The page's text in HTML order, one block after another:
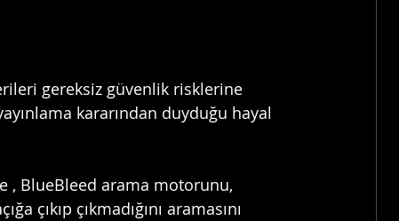
gereksiz güvenlik risklerine
kararından duyduğu hayal
, BlueBleed arama motorunu,
çıkıp çıkmadığını aramasını